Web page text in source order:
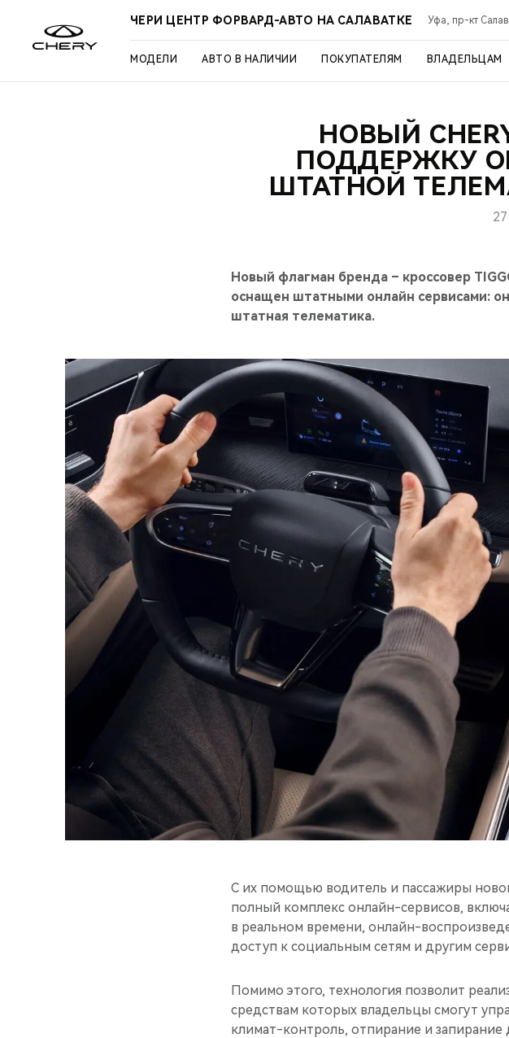
ЧЕРИ ЦЕНТР ФОРВАРД-АВТО НА САЛАВАТКЕ Уфа, пр-кт
МОДЕЛИ АВТО В НАЛИЧИИ ПОКУПАТЕЛЯМ ВЛАДЕЛЬЦАМ
НОВЫЙ
ПОДДЕРЖКУ
ШТАТНОЙ
Новый флагман бренда – кроссовер
оснащен штатными онлайн сервисами:
штатная телематика.
С их помощью водитель и пассажиры
полный комплекс онлайн-сервисов,
в реальном времени, онлайн-
доступ к социальным сетям и другим
Помимо этого, технология позволит
средствам которых владельцы смогут
климат-контроль, отпирание и запирание